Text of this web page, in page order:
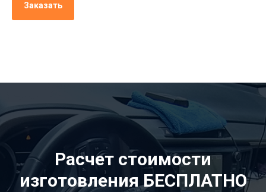
Заказать
Расчет стоимости
изготовления БЕСПЛАТНО